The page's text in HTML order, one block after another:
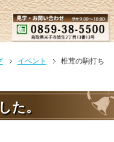
イベント
椎茸の駒打ち
た。